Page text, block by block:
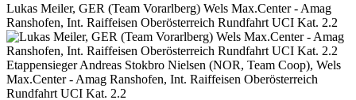
Lukas Meiler, GER (Team Vorarlberg) Wels Max.Center - Amag
Ranshofen, Int. Raiffeisen Oberösterreich Rundfahrt UCI Kat. 2.2
Etappensieger Andreas Stokbro Nielsen (NOR, Team Coop), Wels
Max.Center - Amag Ranshofen, Int. Raiffeisen Oberösterreich
Rundfahrt UCI Kat. 2.2